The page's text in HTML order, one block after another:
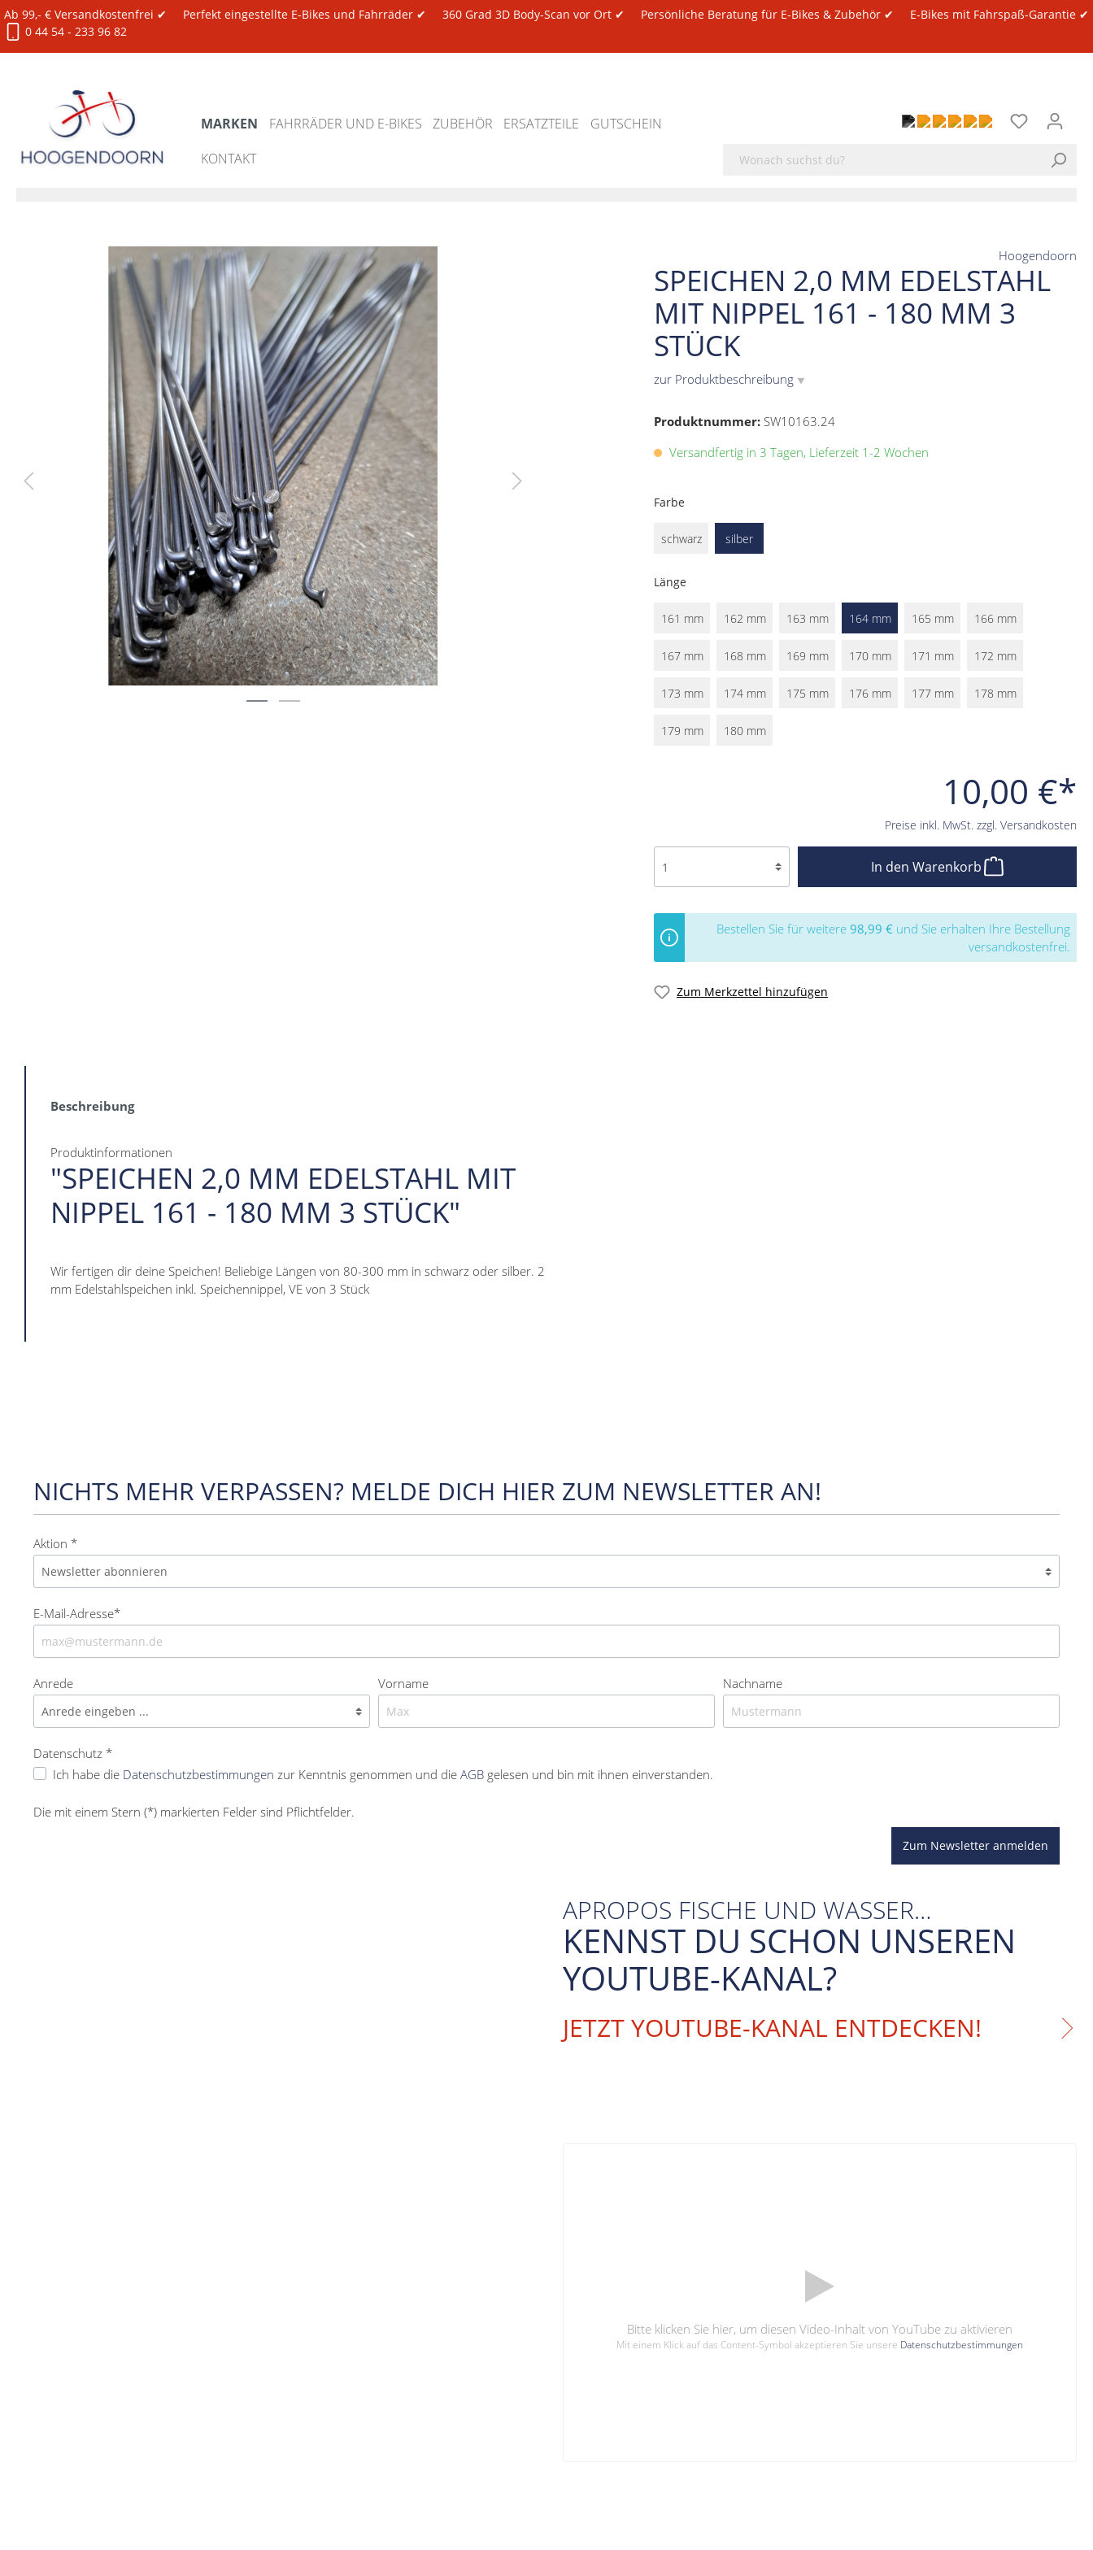
Ab 99,- € Versandkostenfrei ✔ Perfekt eingestellte E-Bikes und Fahrräder ✔ 360 Grad 3D Body-Scan vor Ort ✔ Persönliche Beratung für E-Bikes & Zubehör ✔
E-Bikes mit Fahrspaß-Garantie ✔
0 44 54 - 233 96 82
MARKEN FAHRRÄDER UND E-BIKES ZUBEHÖR ERSATZTEILE
GUTSCHEIN
KONTAKT
SPEICHEN 2,0 MM EDELSTAHL
MIT NIPPEL 161 - 180 MM 3
STÜCK
zur Produktbeschreibung ▼
Hoogendoorn
Produktnummer: SW10163.24
10,00 €*
Preise inkl. MwSt. zzgl. Versandkosten
Versandfertig in 3 Tagen, Lieferzeit 1-2 Wochen
Farbe
schwarz silber
Länge
161 mm 162 mm 163 mm 164 mm 165 mm 166 mm
167 mm 168 mm 169 mm 170 mm 171 mm 172 mm
173 mm 174 mm 175 mm 176 mm 177 mm 178 mm
179 mm 180 mm
In den Warenkorb
Bestellen Sie für weitere 98,99 € und Sie erhalten Ihre Bestellung
versandkostenfrei.
Zum Merkzettel hinzufügen
Beschreibung
Produktinformationen
"SPEICHEN 2,0 MM EDELSTAHL MIT
NIPPEL 161 - 180 MM 3 STÜCK"
Wir fertigen dir deine Speichen! Beliebige Längen von 80-300 mm in schwarz oder silber. 2
mm Edelstahlspeichen inkl. Speichennippel, VE von 3 Stück
NICHTS MEHR VERPASSEN? MELDE DICH HIER ZUM NEWSLETTER AN!
Aktion *
E-Mail-Adresse*
Anrede Vorname Nachname
Datenschutz *
Ich habe die Datenschutzbestimmungen zur Kenntnis genommen und die AGB gelesen und bin mit ihnen einverstanden.
Die mit einem Stern (*) markierten Felder sind Pflichtfelder.
Zum Newsletter anmelden
APROPOS FISCHE UND WASSER…
KENNST DU SCHON UNSEREN
YOUTUBE-KANAL?
JETZT YOUTUBE-KANAL ENTDECKEN!
Bitte klicken Sie hier, um diesen Video-Inhalt von YouTube zu aktivieren
Mit einem Klick auf das Content-Symbol akzeptieren Sie unsere Datenschutzbestimmungen